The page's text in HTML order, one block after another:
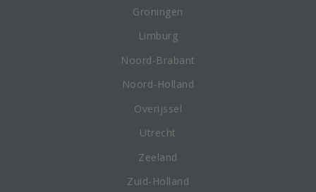
Groningen
Limburg
Noord-Brabant
Noord-Holland
Overijssel
Utrecht
Zeeland
Zuid-Holland